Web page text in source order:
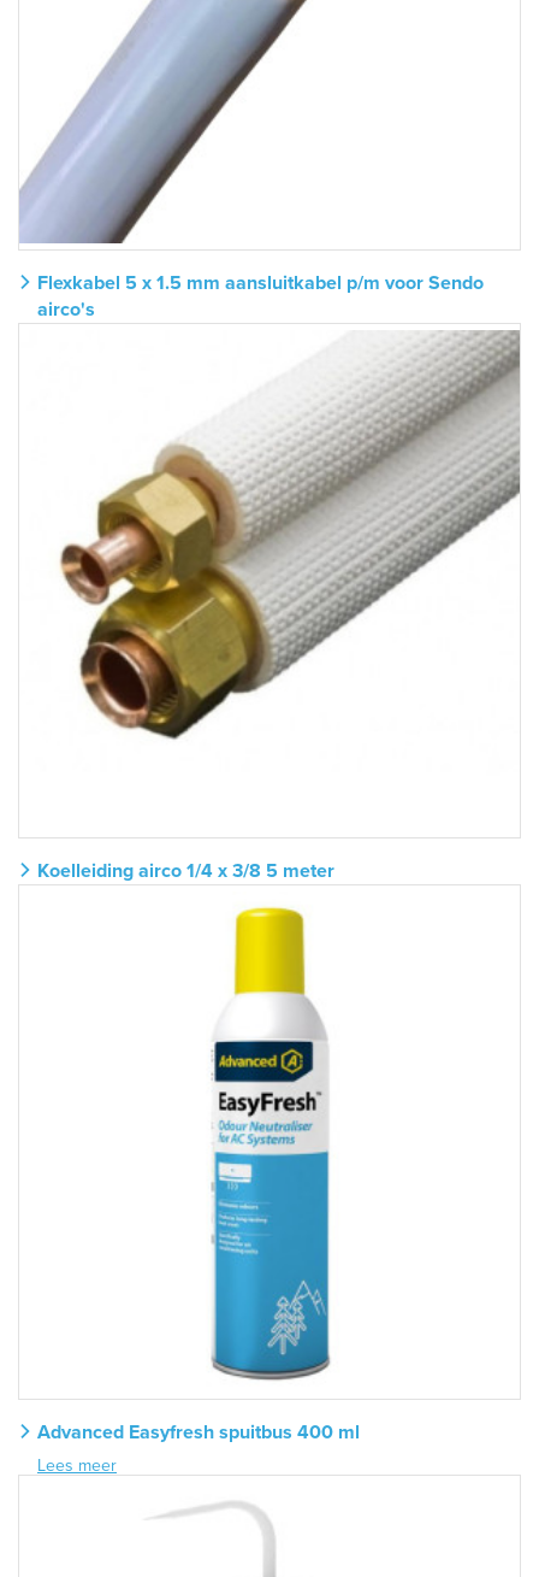
Flexkabel 5 x 1.5 mm aansluitkabel p/m voor Sendo
airco's
Koelleiding airco 1/4 x 3/8 5 meter
Advanced Easyfresh spuitbus 400 ml
Lees meer